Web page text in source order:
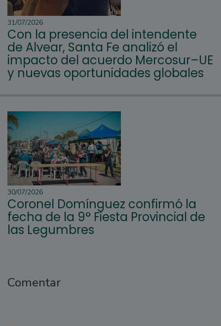
31/07/2026
Con la presencia del intendente
de Alvear, Santa Fe analizó el
impacto del acuerdo Mercosur–UE
y nuevas oportunidades globales
30/07/2026
Coronel Domínguez confirmó la
fecha de la 9° Fiesta Provincial de
las Legumbres
Comentar